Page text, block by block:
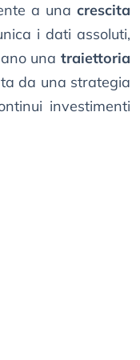
a unacrescita
i dati assoluti,
una traiettoria
da una strategia
investimenti